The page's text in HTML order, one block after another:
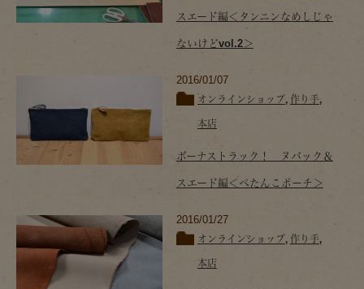
スエード編＜タンニンなめしじゃ
ないけどvol.2＞
2016/01/07
オンラインショップ, 作り手,
本店
ボーナストラック！ ヌバック＆
スエード編＜ぺたんこポーチ＞
2016/01/27
オンラインショップ, 作り手,
本店